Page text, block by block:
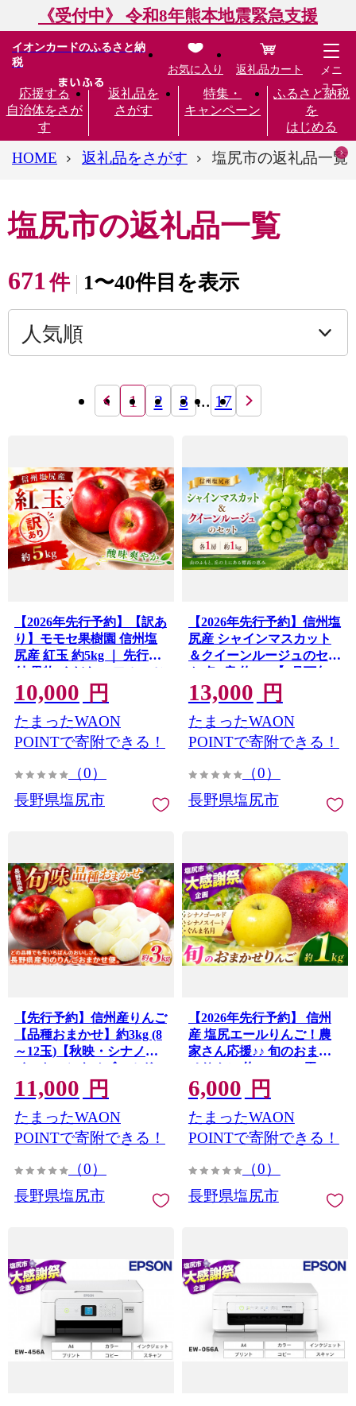
《受付中》 令和8年熊本地震緊急支援
イオンカードのふるさと納
税
応援する
自治体をさが
す
返礼品を
さがす
特集・
キャンペーン
ふるさと納税
を
はじめる
お気に入り 返礼品カート
メニ
ュー
HOME 返礼品をさがす 塩尻市の返礼品一覧
塩尻市の返礼品一覧
671件 1〜40件目を表示
1 2 3 ... 17
【2026年先行予約】【訳あ
り】モモセ果樹園 信州塩
尻産 紅玉 約5kg ｜ 先行受
付 果物 くだもの フルーツ
紅玉 りんご 林檎 信州 長野
県 塩尻市
10,000 円
たまったWAON
POINTで寄附できる！
（0）
長野県塩尻市
【2026年先行予約】信州塩
尻産 シャインマスカット
＆クイーンルージュのセッ
ト 各1房 約1kg【9月下旬
頃～10月下旬にかけて順次
発送予定】｜ クイーンル
ージュ シャインマスカッ
ト ぶどう 葡萄 フルーツ 果
長野県 信州
13,000 円
たまったWAON
POINTで寄附できる！
（0）
長野県塩尻市
【先行予約】信州産りんご
【品種おまかせ】約3kg (8
～12玉)【秋映・シナノス
イート・シナノゴールド・
名月・サンふじ・あいかの
香り】《2026年10月上旬頃
から発送》 | 果物 くだもの
フルーツ 林檎 りんご リン
ート シナノゴールド 名月
野県 塩尻市
11,000 円
たまったWAON
POINTで寄附できる！
（0）
長野県塩尻市
【2026年先行予約】 信州
産 塩尻エールりんご！農
家さん応援♪♪ 旬のおまか
せりんご 約1kg(3～5玉)
シナノゴールド・シナノス
イート・ぐんま名月から旬
のりんごをお届け！ 【10
月中旬～11月下旬にかけて
もの フルーツ 林檎 りんご
ナノスイート ぐんま名月
6,000 円
たまったWAON
POINTで寄附できる！
（0）
長野県塩尻市